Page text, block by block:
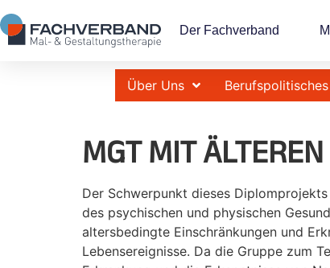
Der Fachverband
Über Uns Berufspolitisches
MGT MIT
Der Schwerpunkt dieses
des psychischen und physischen
altersbedingte Einschränkungen und
Lebensereignisse. Da die Gruppe zum